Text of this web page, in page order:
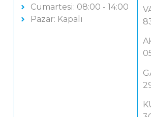
Cumartesi: 08:00 - 14:00
Pazar: Kapalı